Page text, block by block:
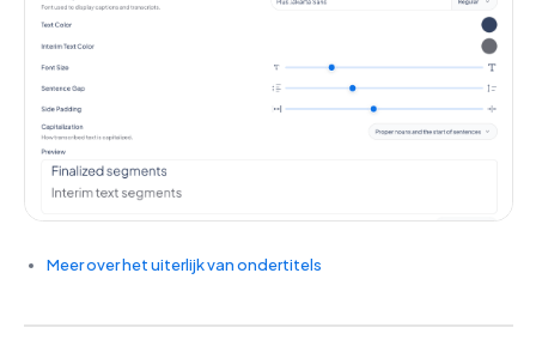
Meer over het uiterlijk van ondertitels